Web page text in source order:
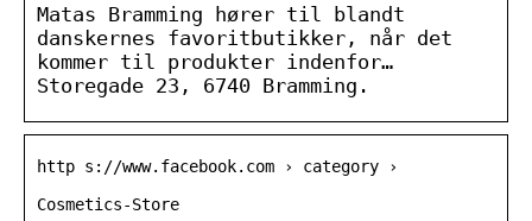
Matas Bramming hører til blandt
danskernes favoritbutikker, når det
kommer til produkter indenfor…
Storegade 23, 6740 Bramming.
http s://www.facebook.com › category ›
Cosmetics-Store